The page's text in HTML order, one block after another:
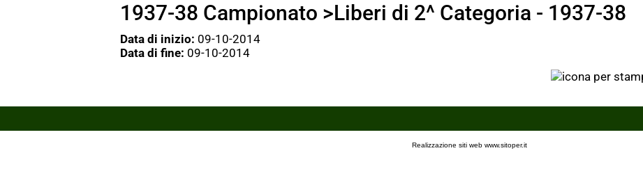
1937-38 Campionato >Liberi di 2^ Categoria - 1937-38
Data di inizio: 09-10-2014
Data di fine: 09-10-2014
Realizzazione siti web www.sitoper.it